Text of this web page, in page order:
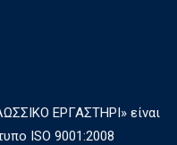
ΕΡΓΑΣΤΗΡΙ» είναι
ISO 9001:2008